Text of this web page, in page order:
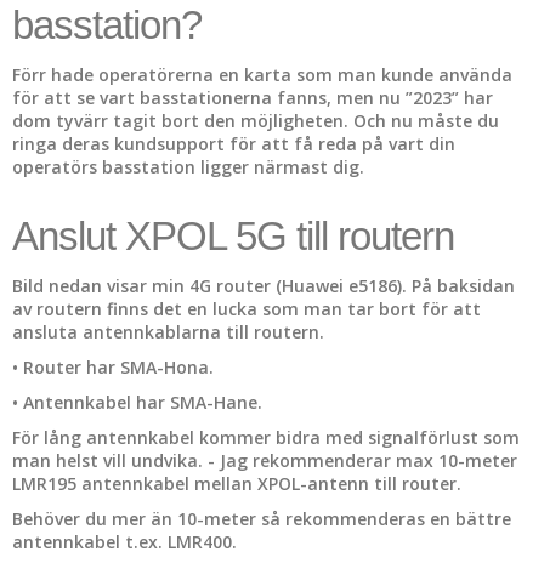
basstation?
Förr hade operatörerna en karta som man kunde använda
för att se vart basstationerna fanns, men nu ”2023” har
dom tyvärr tagit bort den möjligheten. Och nu måste du
ringa deras kundsupport för att få reda på vart din
operatörs basstation ligger närmast dig.
Anslut XPOL 5G till routern
Bild nedan visar min 4G router (Huawei e5186). På baksidan
av routern finns det en lucka som man tar bort för att
ansluta antennkablarna till routern.
• Router har SMA-Hona.
• Antennkabel har SMA-Hane.
För lång antennkabel kommer bidra med signalförlust som
man helst vill undvika. - Jag rekommenderar max 10-meter
LMR195 antennkabel mellan XPOL-antenn till router.
Behöver du mer än 10-meter så rekommenderas en bättre
antennkabel t.ex. LMR400.